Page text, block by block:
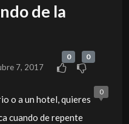
de la
7, 2017
0 0
0
o a un hotel, quieres
cuando de repente